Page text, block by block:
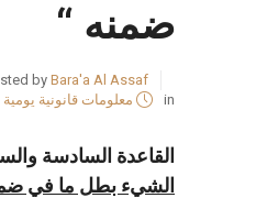
ضمنه “
byBara'a Al Assaf
in
معلومات قانونية يومية
القاعدة السادسة
الشيء بطل ما في